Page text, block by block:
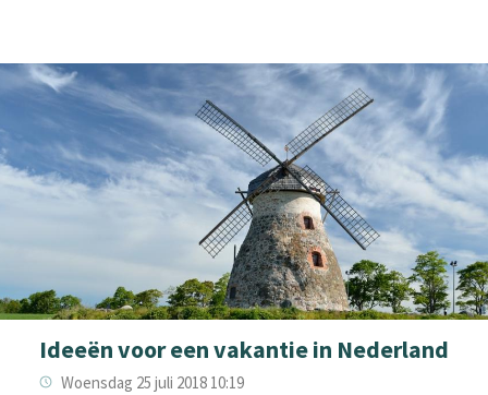
Ideeën voor een vakantie in Nederland
Woensdag 25 juli 2018 10:19